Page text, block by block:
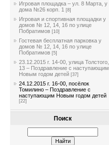
Игровая площадка – ул. 8 Марта, у
дома №26 корп. 1 [8]
Игровая и спортивная площадки у
домов № 12, 14, 16 по улице
Побратимов [10]
Гостевая бесплатная парковка у
домов № 12, 14, 16 по улице
Побратимов [5]
23.12.2015 г. 14-00, улица Толстого,
13 – Поздравление с наступающим
Новым годом детей [37]
24.12.2015 г. 16-00, посёлок
Томилино – Поздравление с
наступающим Новым годом детей
[22]
Поиск